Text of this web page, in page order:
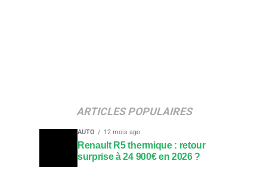
ARTICLES POPULAIRES
AUTO 12 mois ago
Renault R5 thermique : retour
surprise à 24 900€ en 2026 ?